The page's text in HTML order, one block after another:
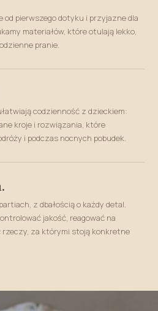
od pierwszego dotyku i przyjazne dla
materiałów, które otulają lekko,
pranie.
codzienność z dzieckiem:
kroje i rozwiązania, które
i podczas nocnych pobudek.
z dbałością o każdy detal.
jakość, reagować na
za którymi stoją konkretne